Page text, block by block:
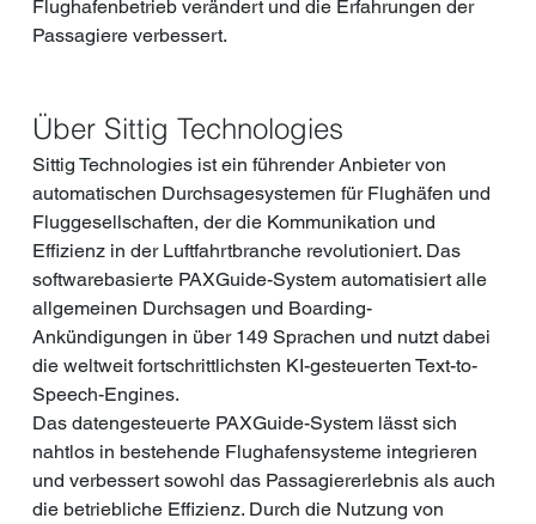
Flughafenbetrieb verändert und die Erfahrungen der
Passagiere verbessert.
Über Sittig Technologies
Sittig Technologies ist ein führender Anbieter von
automatischen Durchsagesystemen für Flughäfen und
Fluggesellschaften, der die Kommunikation und
Effizienz in der Luftfahrtbranche revolutioniert. Das
softwarebasierte PAXGuide-System automatisiert alle
allgemeinen Durchsagen und Boarding-
Ankündigungen in über 149 Sprachen und nutzt dabei
die weltweit fortschrittlichsten KI-gesteuerten Text-to-
Speech-Engines.
Das datengesteuerte PAXGuide-System lässt sich
nahtlos in bestehende Flughafensysteme integrieren
und verbessert sowohl das Passagiererlebnis als auch
die betriebliche Effizienz. Durch die Nutzung von